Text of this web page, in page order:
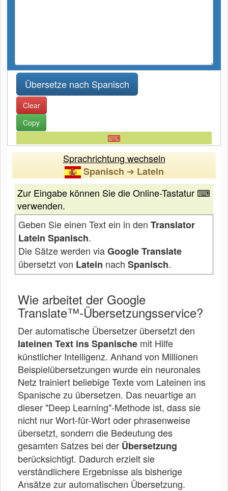
Clear
Copy
⌨
Sprachrichtung wechseln
Spanisch ➔ Latein
Zur Eingabe können Sie die Online-Tastatur ⌨
verwenden.
Geben Sie einen Text ein in den Translator
Latein Spanisch.
Die Sätze werden viaGoogle Translate
übersetzt von Latein nach Spanisch.
Wie arbeitet der Google
Translate™-Übersetzungsservice?
Der automatische Übersetzer übersetzt den
lateinen Text ins Spanische mit Hilfe
künstlicher Intelligenz. Anhand von Millionen
Beispielübersetzungen wurde ein neuronales
Netz trainiert beliebige Texte vom Lateinen ins
Spanische zu übersetzen. Das neuartige an
dieser "Deep Learning"-Methode ist, dass sie
nicht nur Wort-für-Wort oder phrasenweise
übersetzt, sondern die Bedeutung des
gesamten Satzes bei der Übersetzung
berücksichtigt. Dadurch erzielt sie
verständlichere Ergebnisse als bisherige
Ansätze zur automatischen Übersetzung.